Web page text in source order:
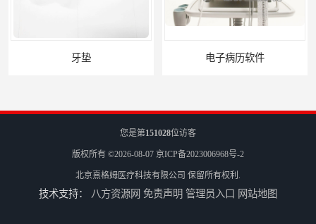
电子病历软件 安全导线
您是第151028位访客
版权所有 ©2026-08-07 京ICP备2023006968号-2
北京熹格姆医疗科技有限公司 保留所有权利.
技术支持： 八方资源网 免责声明 管理员入口 网站地图